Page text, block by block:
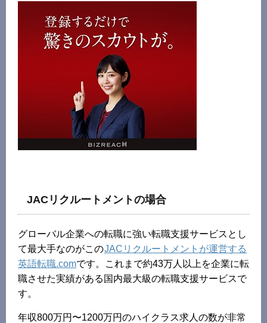
JACリクルートメントの場合
グローバル企業への転職に強い転職支援サービスとし
て最大手なのがこのJACリクルートメントが運営する
英語転職.comです。これまで約43万人以上を企業に転
職させた実績がある国内最大級の転職支援サービスで
す。
年収800万円〜1200万円のハイクラス求人の数が非常